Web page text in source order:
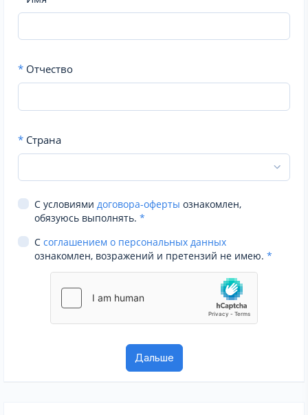
* Отчество
* Страна
С условиями договора-оферты ознакомлен,
обязуюсь выполнять. *
С соглашением о персональных данных
ознакомлен, возражений и претензий не имею. *